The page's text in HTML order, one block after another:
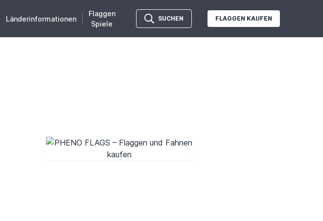
Länderinformationen
Flaggen
Spiele
SUCHEN FLAGGEN KAUFEN